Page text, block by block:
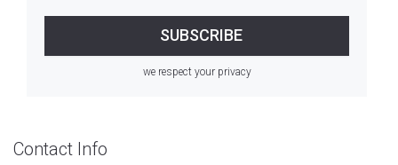
we respect your privacy
Contact Info